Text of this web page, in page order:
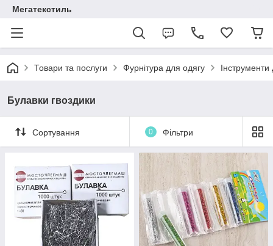
Мегатекстиль
Товари та послуги Фурнітура для одягу Інструменти
Булавки гвоздики
Сортування 0 Фільтри